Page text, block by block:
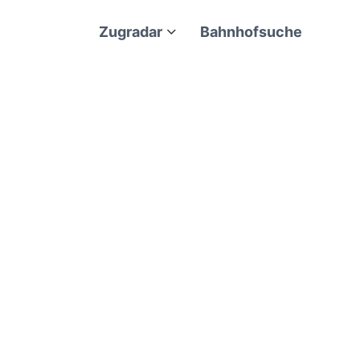
Zugradar Bahnhofsuche